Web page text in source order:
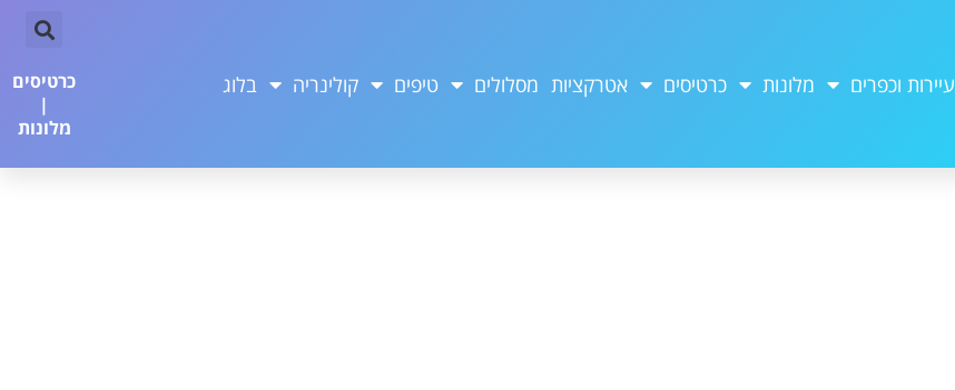
עיירות וכפרים מלונות כרטיסים אטרקציות מסלולים טיפים קולינריה בלוג
כרטיסים
|
מלונות